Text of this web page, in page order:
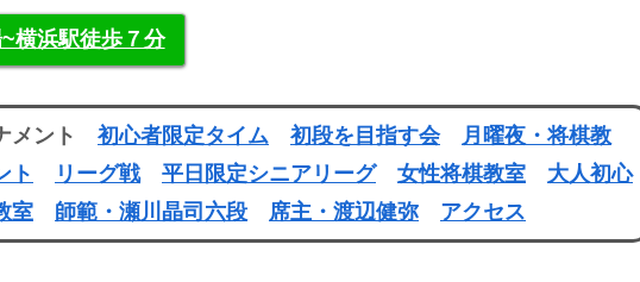
横浜駅徒歩７分
メント 初心者限定タイム 初段を目指す会
月曜夜・将棋教
ト リーグ戦 平日限定シニアリーグ 女性将棋教室
大人初心
室 師範・瀬川晶司六段 席主・渡辺健弥 アクセス